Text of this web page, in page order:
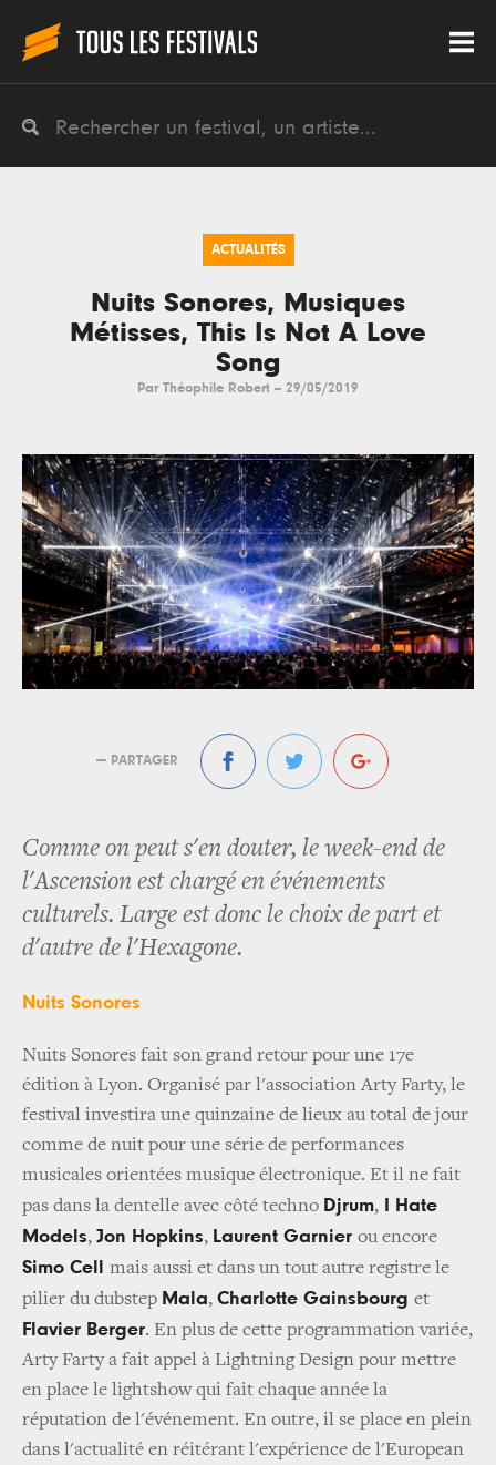
ACTUALITÉS
Nuits Sonores, Musiques
Métisses, This Is Not A Love
Song
Par Théophile Robert -- 29/05/2019
— PARTAGER
Comme on peut s'en douter, le week-end de
l'Ascension est chargé en événements
culturels. Large est donc le choix de part et
d'autre de l'Hexagone.
Nuits Sonores
Nuits Sonores fait son grand retour pour une 17e
édition à Lyon. Organisé par l'association Arty Farty, le
festival investira une quinzaine de lieux au total de jour
comme de nuit pour une série de performances
musicales orientées musique électronique. Et il ne fait
pas dans la dentelle avec côté techno Djrum, I Hate
Models, Jon Hopkins, Laurent Garnier ou encore
Simo Cell mais aussi et dans un tout autre registre le
pilier du dubstep Mala, Charlotte Gainsbourg et
Flavier Berger. En plus de cette programmation variée,
Arty Farty a fait appel à Lightning Design pour mettre
en place le lightshow qui fait chaque année la
réputation de l'événement. En outre, il se place en plein
dans l'actualité en réitérant l'expérience de l'European